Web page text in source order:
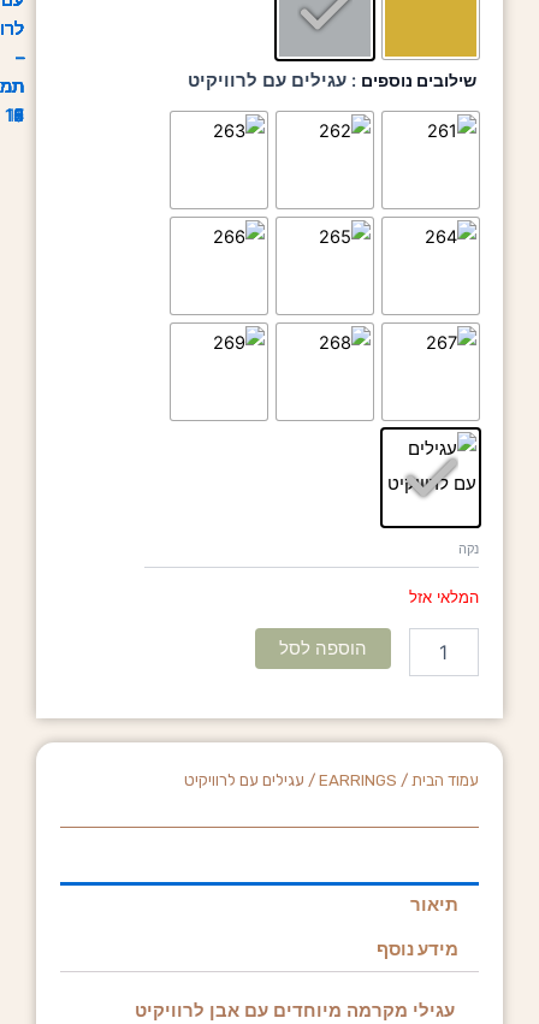
שילובים נוספים : עגילים עם לרוויקיט
נקה
המלאי אזל
הוספה לסל
עמוד הבית /
EARRINGS/ עגילים עם לרוויקיט
תיאור
מידע נוסף
עגילי מקרמה מיוחדים עם אבן לרוויקיט